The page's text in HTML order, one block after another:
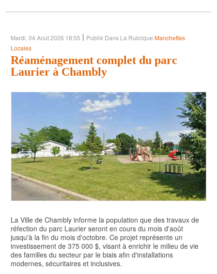
ENVIRONNEMENT
ÉCONOMIE
Mardi, 04 Août 2026 18:55 | Publié Dans La Rubrique Manchettes
Locales
Réaménagement complet du parc
Laurier à Chambly
La Ville de Chambly informe la population que des travaux de
réfection du parc Laurier seront en cours du mois d'août
jusqu'à la fin du mois d'octobre. Ce projet représente un
investissement de 375 000 $, visant à enrichir le milieu de vie
des familles du secteur par le biais afin d'installations
modernes, sécuritaires et inclusives.